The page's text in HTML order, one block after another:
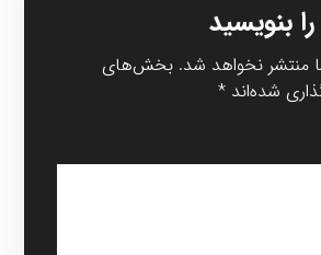
بنویسید
منتشر نخواهد شد. بخش‌های
شده‌اند*